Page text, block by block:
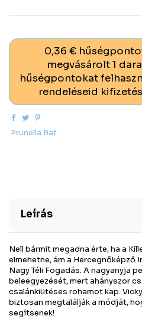
0,36 €
megvásárolt 1
hűségpontokat
rendeléseid
Prunella Bat
Leírás
Nell bármit megadna érte, ha a
elmehetne, ám a Hercegnőképző
Nagy Téli Fogadás. A nagyanyja
beleegyezését, mert ahányszor
csalánkiütéses rohamot kap.
biztosan megtalálják a módját,
segítsenek!